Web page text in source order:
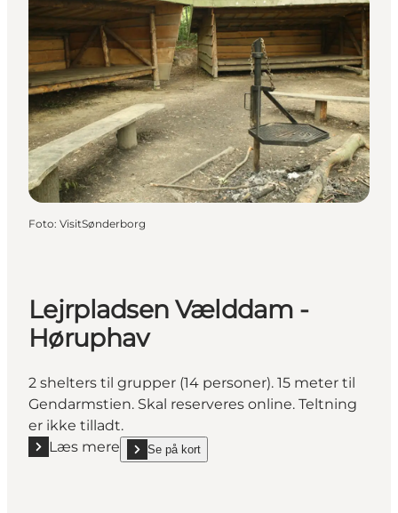
Foto: VisitSønderborg
Lejrpladsen Vælddam -
Høruphav
2 shelters til grupper (14 personer). 15 meter til
Gendarmstien. Skal reserveres online. Teltning
er ikke tilladt.
Læs mere
Læs mere "Lejrpladsen Vælddam - Høruphav"
Se på kort
show Lejrpladsen Vælddam - Høruphav on_map